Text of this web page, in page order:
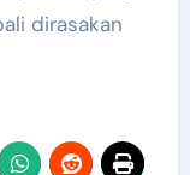
dirasakan